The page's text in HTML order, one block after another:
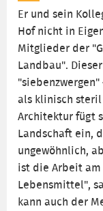
Er und sein
Hof nicht in
Mitglieder der
Landbau".
als klinisch
Architektur fügt
Landschaft ein,
ungewöhnlich,
ist die Arbeit am
Lebensmittel",
kann auch der